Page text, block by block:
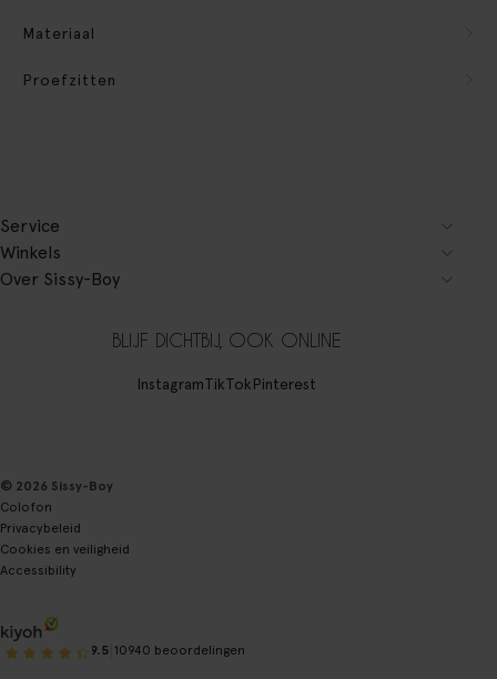
Materiaal
Proefzitten
Service
Winkels
Over Sissy-Boy
BLIJF DICHTBIJ, OOK ONLINE
InstagramTikTokPinterest
© 2026 Sissy-Boy
Colofon
Privacybeleid
Cookies en veiligheid
Accessibility
9.5 10940 beoordelingen